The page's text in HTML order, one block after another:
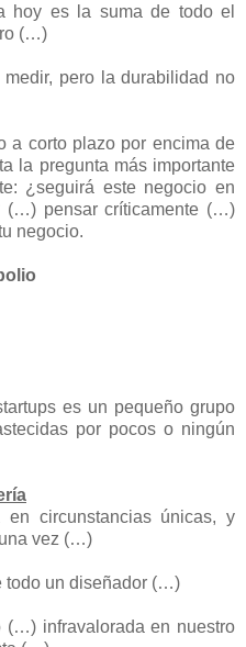
hoy es la suma de todo el
(…)
pero la durabilidad no
a corto plazo por encima de
la pregunta más importante
¿seguirá este negocio en
(…) pensar críticamente (…)
negocio.
es un pequeño grupo
por pocos o ningún
circunstancias únicas, y
vez (…)
todo un diseñador (…)
(…) infravalorada en nuestro